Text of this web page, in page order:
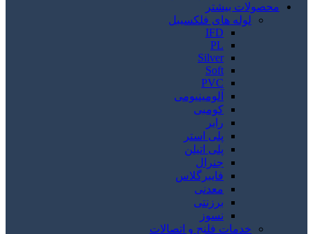
محصولات بیشتر
لوله های فلکسیبل
IFD
PL
Silver
Soft
PVC
آلومینیومی
کومبی
رابر
پلی استر
پلی اتیلن
جنرال
فایبرگلاس
معدنی
برزنتی
نسوز
خدمات فلنج و اتصالات